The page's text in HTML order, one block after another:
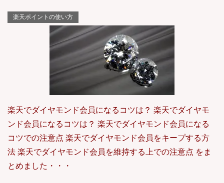
楽天ポイントの使い方
楽天でダイヤモンド会員になるコツは？ 楽天でダイヤモ
ンド会員になるコツは？ 楽天でダイヤモンド会員になる
コツでの注意点 楽天でダイヤモンド会員をキープする方
法 楽天でダイヤモンド会員を維持する上での注意点 をま
とめました・・・